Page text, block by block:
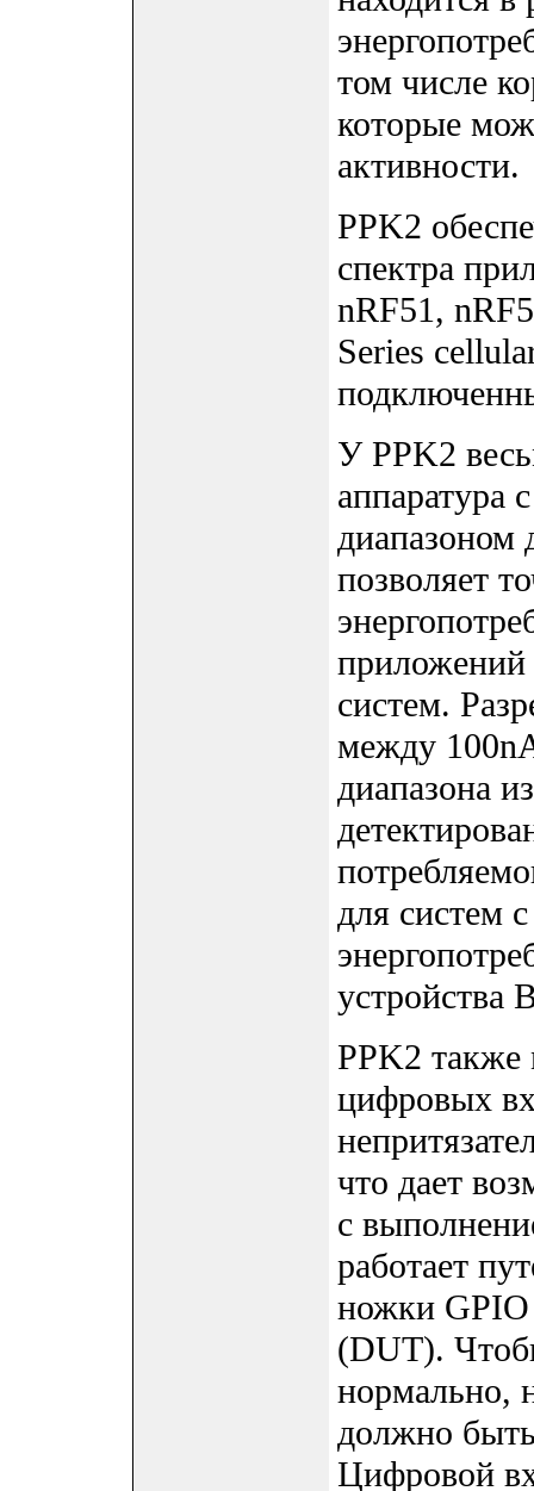
том числе
которые
активности.
PPK2
спектра
nRF51,
Series
У PPK2
аппаратура
диапазоном
позволяет
приложений
систем.
между
диапазона
для систем
устройства
PPK2 также
цифровых
что дает
с
работает
ножки GPIO
(DUT).
нормально,
должно
Цифровой